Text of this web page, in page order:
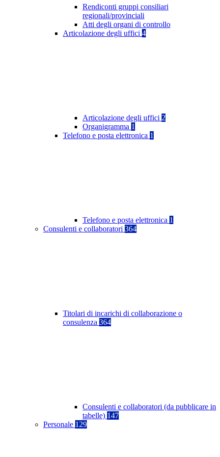
Rendiconti gruppi consiliari
regionali/provinciali
Atti degli organi di controllo
Articolazione degli uffici 4
Articolazione degli uffici 2
Organigramma 1
Telefono e posta elettronica 1
Telefono e posta elettronica 1
Consulenti e collaboratori 364
Titolari di incarichi di collaborazione o
consulenza 364
Consulenti e collaboratori (da pubblicare in
tabelle) 147
Personale 129